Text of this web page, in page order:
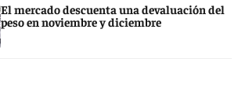
El mercado descuenta una devaluación del
peso en noviembre y diciembre